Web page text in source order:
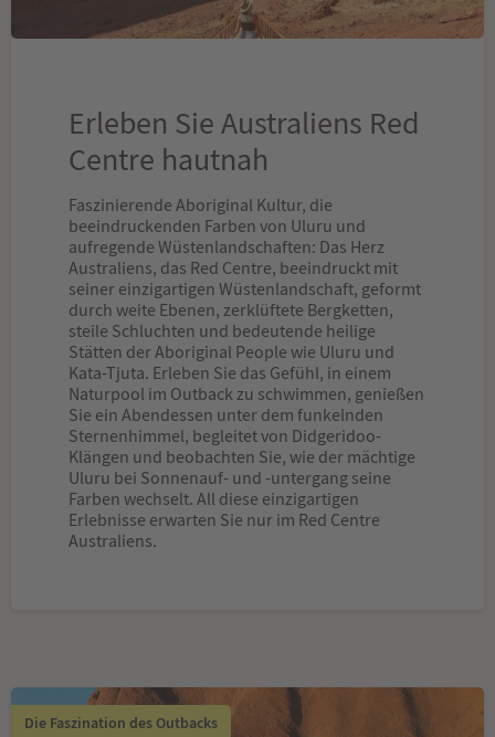
Erleben Sie Australiens Red
Centre hautnah
Faszinierende Aboriginal Kultur, die
beeindruckenden Farben von Uluru und
aufregende Wüstenlandschaften: Das Herz
Australiens, das Red Centre, beeindruckt mit
seiner einzigartigen Wüstenlandschaft, geformt
durch weite Ebenen, zerklüftete Bergketten,
steile Schluchten und bedeutende heilige
Stätten der Aboriginal People wie Uluru und
Kata-Tjuta. Erleben Sie das Gefühl, in einem
Naturpool im Outback zu schwimmen, genießen
Sie ein Abendessen unter dem funkelnden
Sternenhimmel, begleitet von Didgeridoo-
Klängen und beobachten Sie, wie der mächtige
Uluru bei Sonnenauf- und -untergang seine
Farben wechselt. All diese einzigartigen
Erlebnisse erwarten Sie nur im Red Centre
Australiens.
Die Faszination des Outbacks